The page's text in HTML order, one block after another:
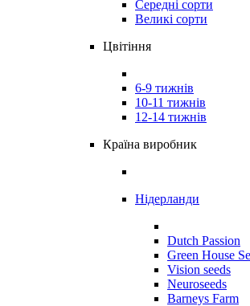
Середні сорти
Великі сорти
Цвітіння
6-9 тижнів
10-11 тижнів
12-14 тижнів
Країна виробник
Нідерланди
Dutch Passion
Green House
Vision seeds
Neuroseeds
Barneys Farm